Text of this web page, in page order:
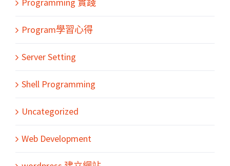
Programming 實踐
Program學習心得
Server Setting
Shell Programming
Uncategorized
Web Development